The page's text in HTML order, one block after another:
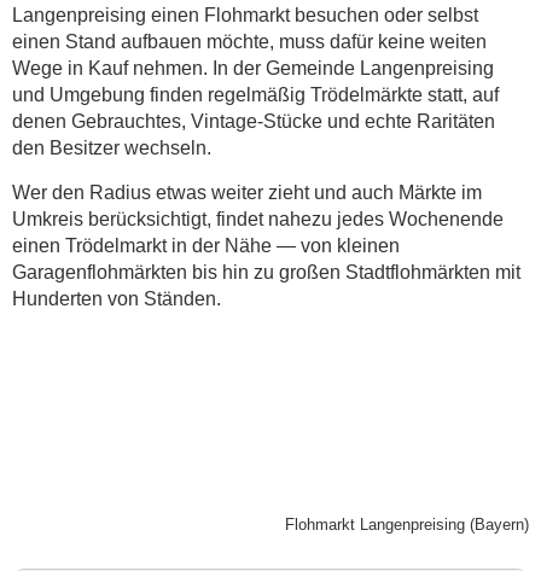
Langenpreising einen Flohmarkt besuchen oder selbst
einen Stand aufbauen möchte, muss dafür keine weiten
Wege in Kauf nehmen. In der Gemeinde Langenpreising
und Umgebung finden regelmäßig Trödelmärkte statt, auf
denen Gebrauchtes, Vintage-Stücke und echte Raritäten
den Besitzer wechseln.
Wer den Radius etwas weiter zieht und auch Märkte im
Umkreis berücksichtigt, findet nahezu jedes Wochenende
einen Trödelmarkt in der Nähe — von kleinen
Garagenflohmärkten bis hin zu großen Stadtflohmärkten mit
Hunderten von Ständen.
Flohmarkt Langenpreising (Bayern)